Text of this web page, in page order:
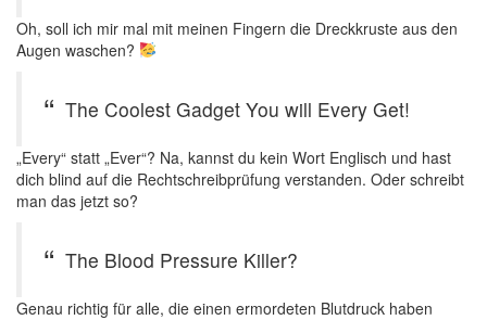
Oh, soll ich mir mal mit meinen Fingern die Dreckkruste aus den
Augen waschen?
The Coolest Gadget You will Every Get!
„Every“ statt „Ever“? Na, kannst du kein Wort Englisch und hast
dich blind auf die Rechtschreibprüfung verstanden. Oder schreibt
man das jetzt so?
The Blood Pressure Killer?
Genau richtig für alle, die einen ermordeten Blutdruck haben